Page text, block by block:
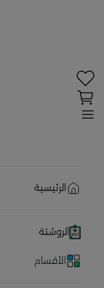
الرئيسية
الروشتة
الأقسام